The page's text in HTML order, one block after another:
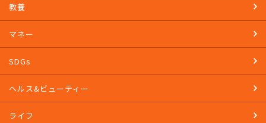
教養
マネー
SDGs
ヘルス&ビューティー
ライフ